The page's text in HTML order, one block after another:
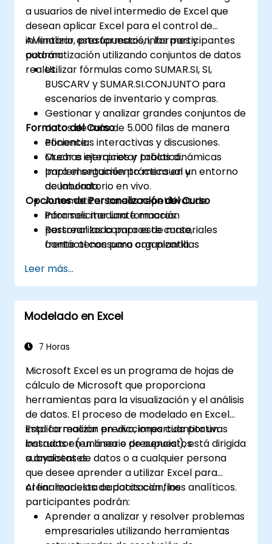
a usuarios de nivel intermedio de Excel que
desean aplicar Excel para el control de
inventario, presupuestos, informes y
automatización utilizando conjuntos de datos
reales.
Al finalizar esta formación, los participantes
podrán:
Utilizar fórmulas como SUMAR.SI, SI,
BUSCARV y SUMAR.SI.CONJUNTO para
escenarios de inventario y compras.
Gestionar y analizar grandes conjuntos de
datos de más de 5.000 filas de manera
eficiente.
Crear e interpretar tablas dinámicas
para el seguimiento mensual y
acumulado.
Automatizar tareas repetitivas de
informes mediante macros.
Rastrear las compras de materiales
frente al consumo con plantillas
Formato del Curso
Ponencias interactivas y discusiones.
Muchas ejercicios y práctica.
Implementación práctica en un entorno
de laboratorio en vivo.
Opciones de Personalización del Curso
Para solicitar una formación
personalizada para este curso,
contáctenos para organizarla.
Leer más...
Modelado en Excel
7 Horas
Microsoft Excel es un programa de hojas de
cálculo de Microsoft que proporciona
herramientas para la visualización y el análisis
de datos. El proceso de modelado en Excel
implica realizar predicciones cuantitativas
basadas en una serie de supuestos
subyacentes.
Esta formación en vivo, impartida por un
instructor (en línea o presencial), está dirigida
a analistas de datos o a cualquier persona
que desee aprender a utilizar Excel para
crear modelos de datos con fines analíticos.
Al finalizar esta capacitación, los
participantes podrán:
Aprender a analizar y resolver problemas
empresariales utilizando herramientas